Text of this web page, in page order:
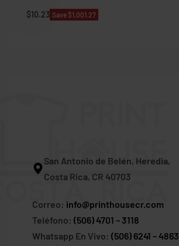
$10.23 Save $1,001.27
San Antonio de Belén, Heredia,
Costa Rica, CR 40703
Correo: info@printhousecr.com
Teléfono: (506) 4701 – 3118
Whatsapp En Vivo: (506) 6241 – 4863